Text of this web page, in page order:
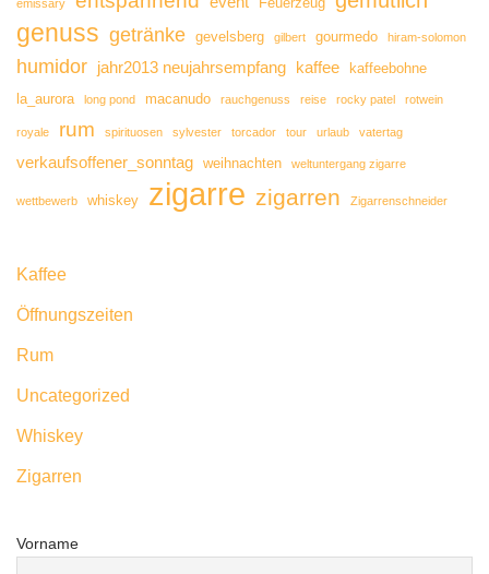
emissary
genuss getränke gevelsberg gilbert gourmedo hiram-solomon
humidor jahr2013 neujahrsempfang kaffee
kaffeebohne
la_aurora
long pond macanudo rauchgenuss reise rocky patel rotwein
royale rum spirituosen sylvester torcador tour urlaub vatertag
verkaufsoffener_sonntag weihnachten weltuntergang zigarre
wettbewerb whiskey zigarre zigarren Zigarrenschneider
Kaffee
Öffnungszeiten
Rum
Uncategorized
Whiskey
Zigarren
Vorname